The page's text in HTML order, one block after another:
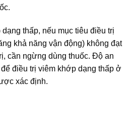
thấp, nếu mục tiêu điều trị
khả năng vận động) không đạt
cần ngừng dùng thuốc. Độ an
điều trị viêm khớp dạng thấp ở
xác định.